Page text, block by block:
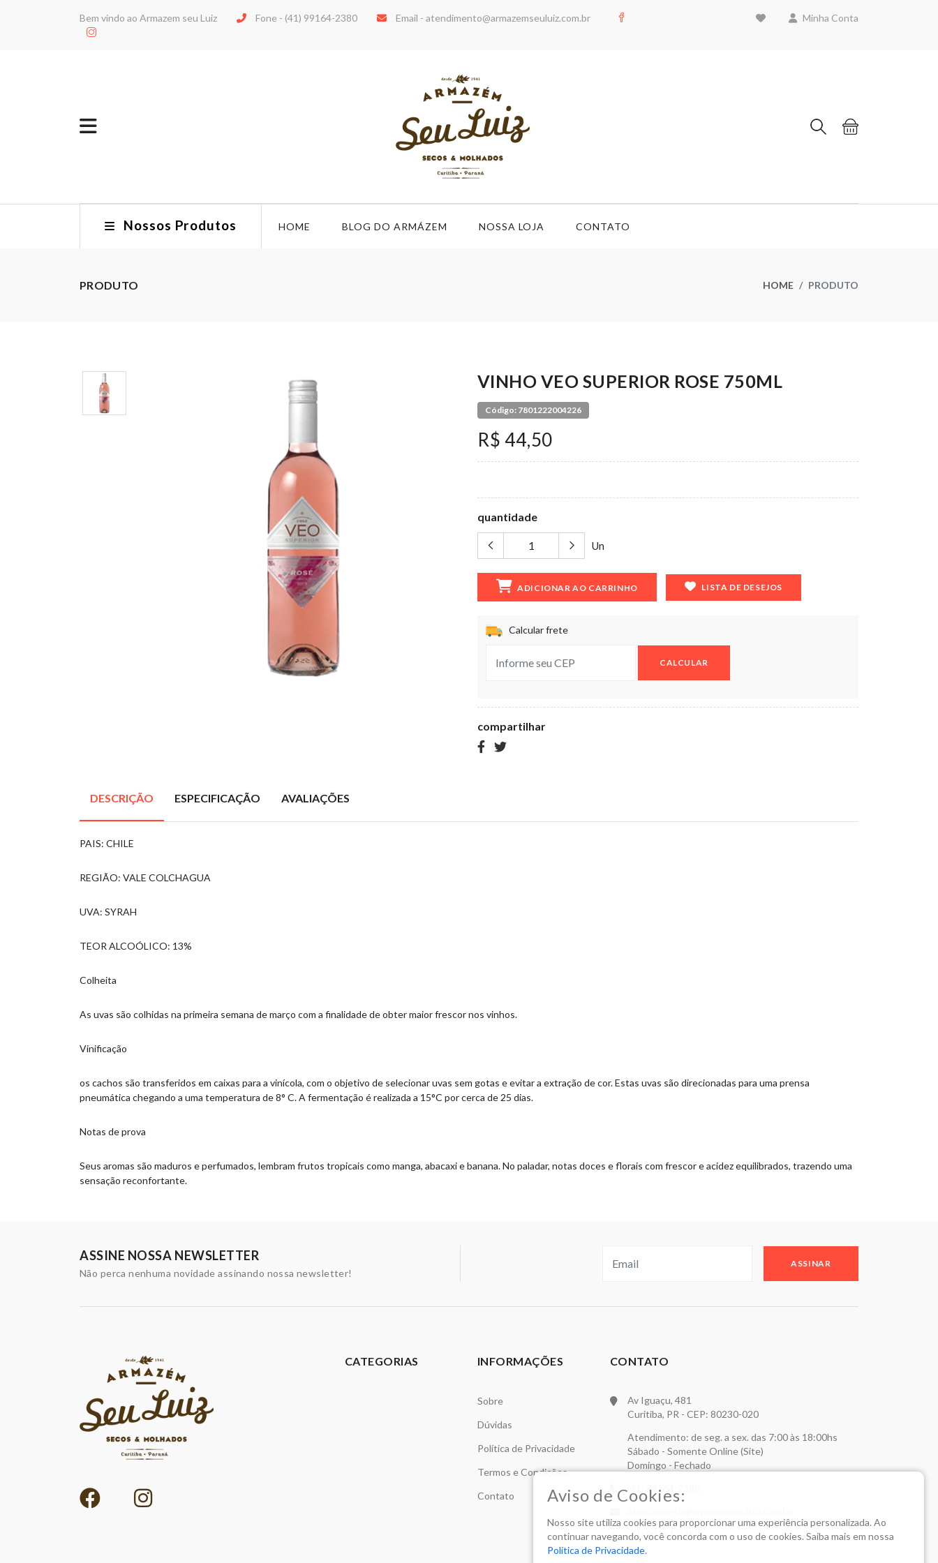
Bem vindo ao Armazem seu Luiz Fone - (41) 99164-2380 Email - atendimento@armazemseuluiz.com.br Minha Conta
Nossos Produtos HOME BLOG DO ARMÁZEM NOSSA LOJA CONTATO
PRODUTO HOME PRODUTO
VINHO VEO SUPERIOR ROSE 750ML
Código: 7801222004226
R$ 44,50
quantidade
Un
ADICIONAR AO CARRINHO LISTA DE DESEJOS
Calcular frete
CALCULAR
compartilhar
DESCRIÇÃO ESPECIFICAÇÃO AVALIAÇÕES
PAIS: CHILE
REGIÃO: VALE COLCHAGUA
UVA: SYRAH
TEOR ALCOÓLICO: 13%
Colheita
As uvas são colhidas na primeira semana de março com a finalidade de obter maior frescor nos vinhos.
Vinificação
os cachos são transferidos em caixas para a vinícola, com o objetivo de selecionar uvas sem gotas e evitar a extração de cor. Estas uvas são direcionadas para uma prensa
pneumática chegando a uma temperatura de 8° C. A fermentação é realizada a 15°C por cerca de 25 dias.
Notas de prova
Seus aromas são maduros e perfumados, lembram frutos tropicais como manga, abacaxi e banana. No paladar, notas doces e florais com frescor e acidez equilibrados, trazendo uma
sensação reconfortante.
ASSINE NOSSA NEWSLETTER
Não perca nenhuma novidade assinando nossa newsletter!
ASSINAR
CATEGORIAS INFORMAÇÕES
Sobre
Dúvidas
Política de Privacidade
Termos e Condições
Contato
CONTATO
Av Iguaçu, 481
Curitiba, PR - CEP: 80230-020
Atendimento: de seg. a sex. das 7:00 às 18:00hs
Sábado - Somente Online (Site)
Domingo - Fechado
(41) 99164-2380
(41) 99164-2380
Aviso de Cookies:
Nosso site utiliza cookies para proporcionar uma experiência personalizada. Ao
continuar navegando, você concorda com o uso de cookies. Saiba mais em nossa
Política de Privacidade.